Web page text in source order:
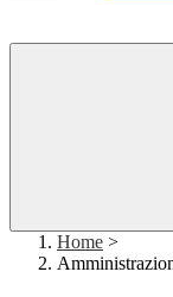
Home >